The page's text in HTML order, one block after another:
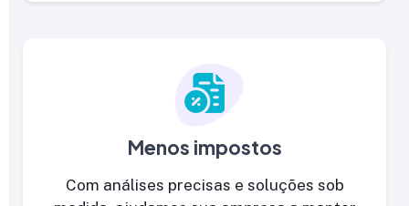
Menos impostos
Com análises precisas e soluções sob